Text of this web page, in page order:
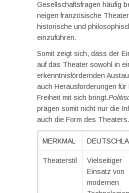
Gesellschaftsfragen häufig
neigen französische
historische und
einzuführen.
Somit zeigt sich, dass der
auf das Theater sowohl in
erkenntnisfördernden
auch Herausforderungen für
Freiheit mit sich bringt.
prägen somit nicht nur die
auch die Form des Theaters.
MERKMAL
Theaterstil
Vielseitiger
Einsatz von
modernen